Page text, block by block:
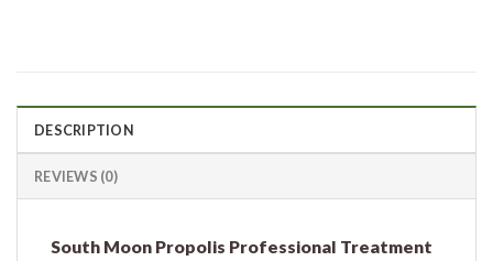
DESCRIPTION
REVIEWS (0)
South Moon Propolis Professional Treatment